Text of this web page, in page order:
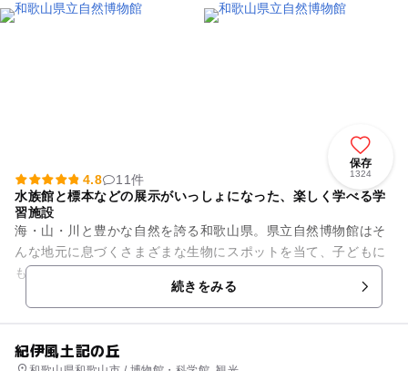
保存
1324
4.8
11件
水族館と標本などの展示がいっしょになった、楽しく学べる学
習施設
海・山・川と豊かな自然を誇る和歌山県。県立自然博物館はそ
んな地元に息づくさまざまな生物にスポットを当て、子どもに
もわかりやすく解説してくれるスポットです。大きく2つに分
かれているこちらの展示室は...続きをみる
紀伊風土記の丘